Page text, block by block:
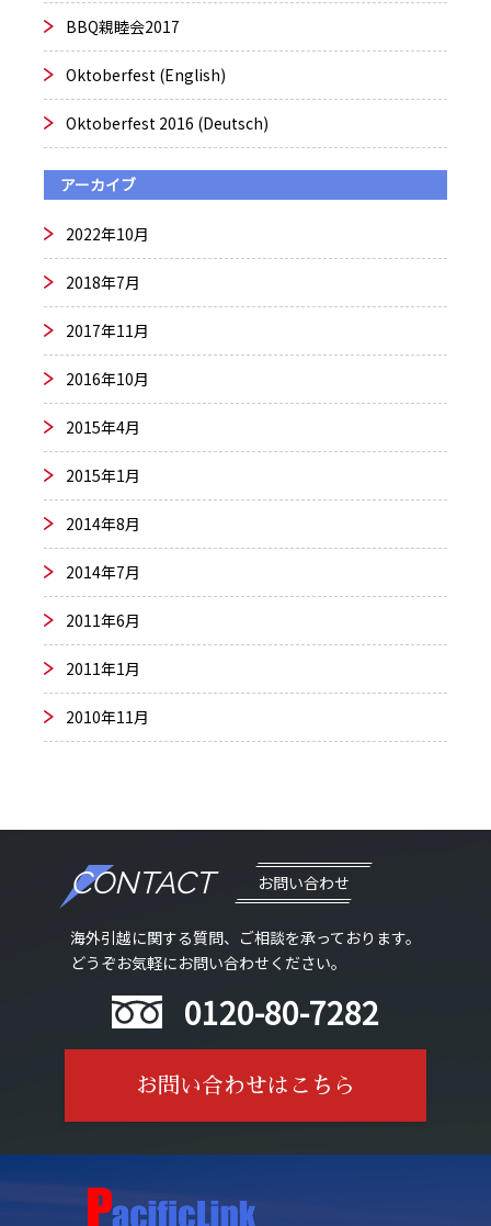
BBQ親睦会2017
Oktoberfest (English)
Oktoberfest 2016 (Deutsch)
アーカイブ
2022年10月
2018年7月
2017年11月
2016年10月
2015年4月
2015年1月
2014年8月
2014年7月
2011年6月
2011年1月
2010年11月
CONTACT お問い合わせ
海外引越に関する質問、ご相談を承っております。
どうぞお気軽にお問い合わせください。
0120-80-7282
お問い合わせはこちら